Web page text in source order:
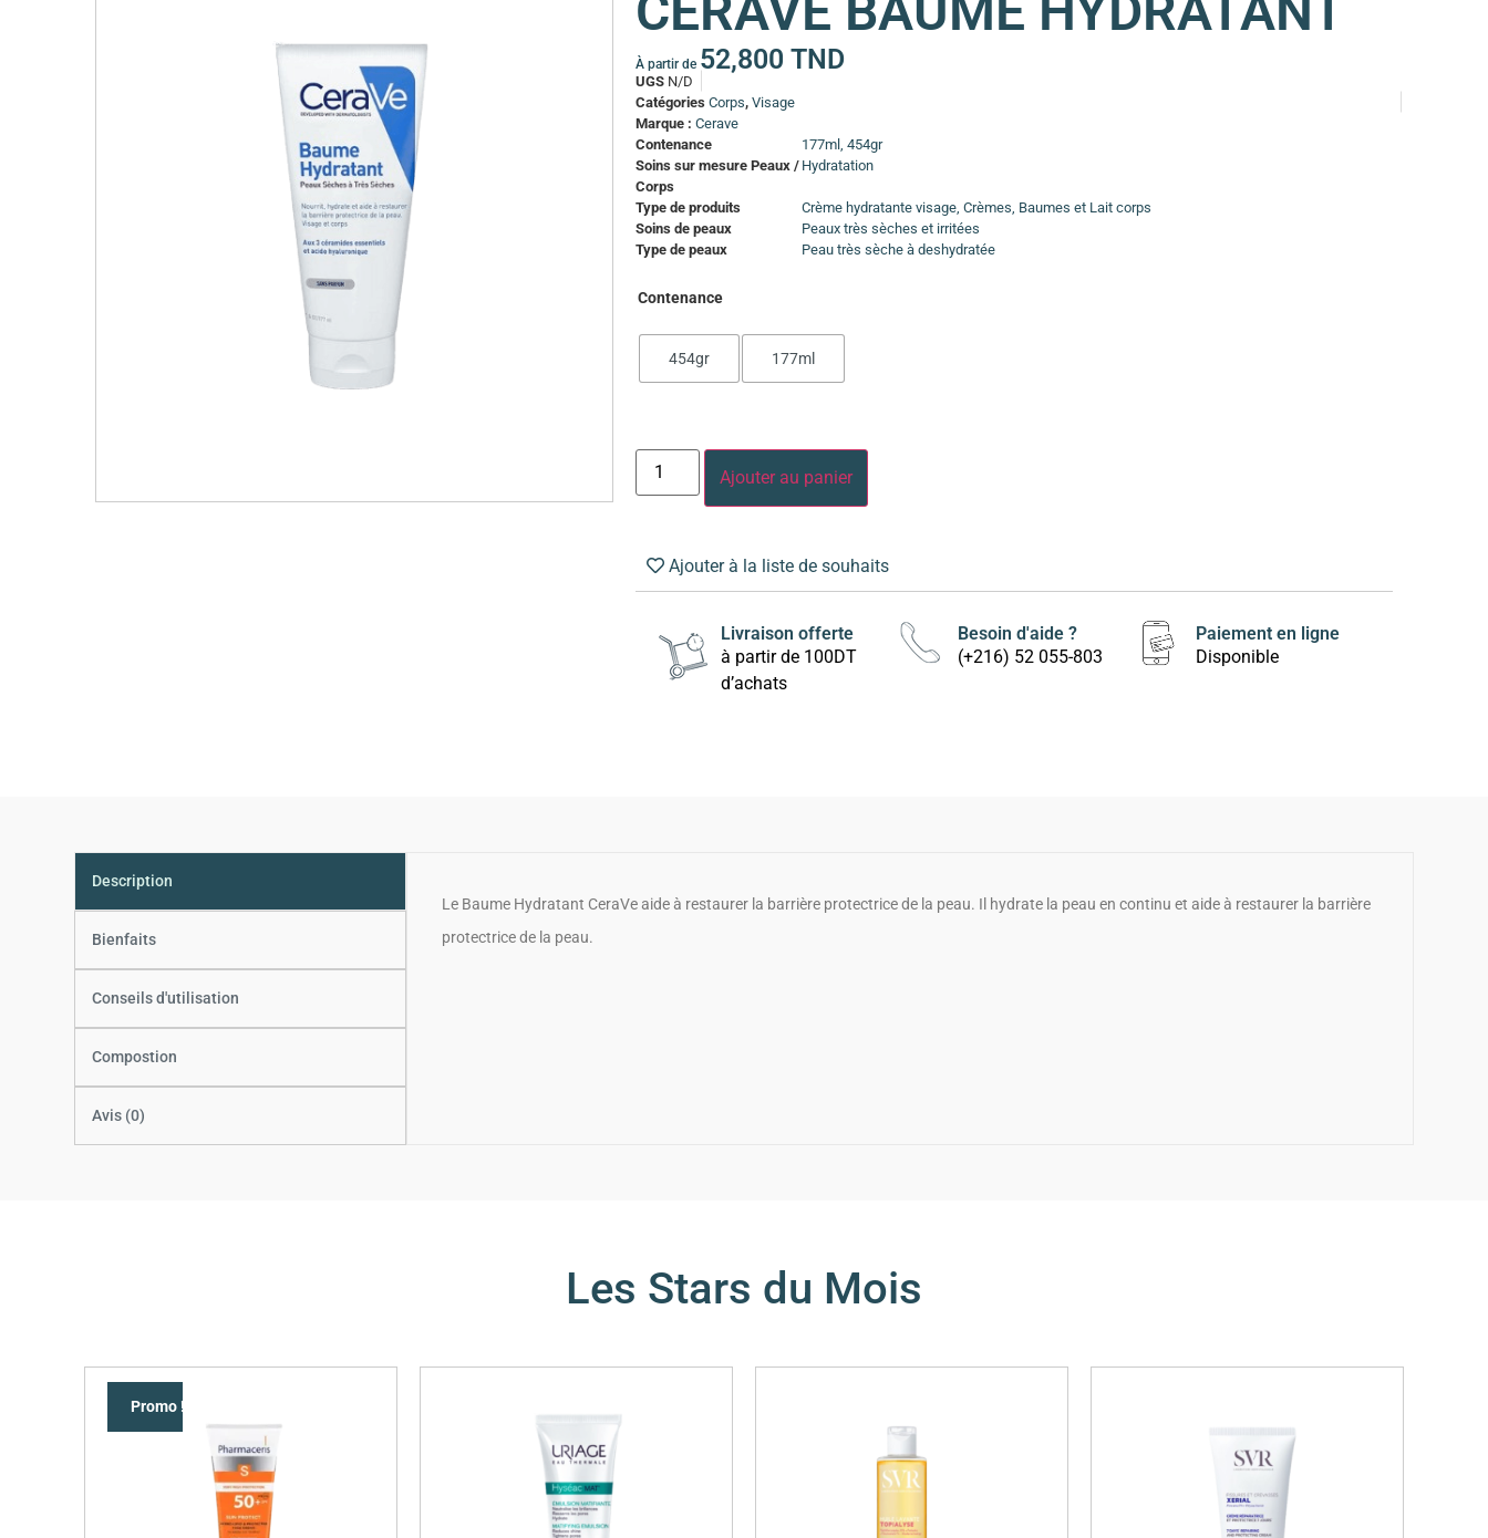
À partir de 52,800TND
UGS N/D
Catégories Corps,Visage
Marque :Cerave
Contenance
177ml, 454gr
Soins sur mesure Peaux /
Corps
Hydratation
Type de produits
Crème hydratante visage, Crèmes, Baumes et Lait corps
Soins de peaux
Peaux très sèches et irritées
Type de peaux
Peau très sèche à deshydratée
Contenance
177ml
454gr
Ajouter au panier
Ajouter à la liste de souhaits
Livraison offerte
à partir de 100DT
d’achats
Besoin d'aide ?
(+216) 52 055-803
Paiement en ligne
Disponible
Compostion
Conseils d'utilisation
Bienfaits
Description
Avis (0)
Le Baume Hydratant CeraVe aide à restaurer la barrière protectrice de la peau. Il hydrate la peau en continu et aide à restaurer la barrière
protectrice de la peau.
Les Stars du Mois
Promo !